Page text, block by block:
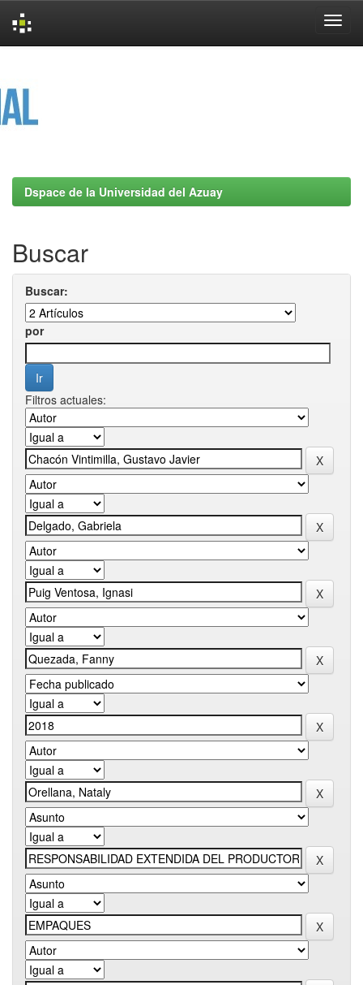
Dspace de la Universidad del Azuay
Buscar
Buscar:
por
Filtros actuales: